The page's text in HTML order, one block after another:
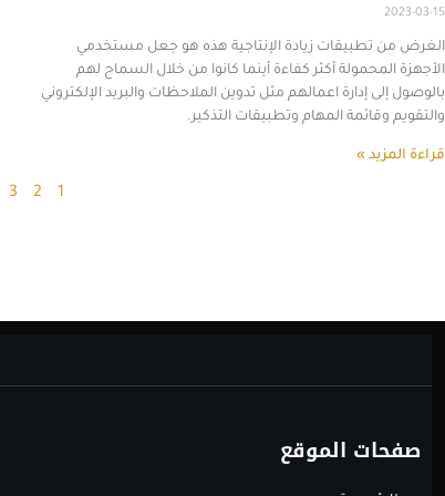
2023-03-15
الغرض من تطبيقات زيادة الإنتاجية هذه هو جعل مستخدمي
الأجهزة المحمولة أكثر كفاءة أينما كانوا من خلال السماح لهم
بالوصول إلى إدارة اعمالهم مثل تدوين الملاحظات والبريد الإلكتروني
والتقويم وقائمة المهام وتطبيقات التذكير.
قراءة المزيد »
1
2
3
صفحات الموقع